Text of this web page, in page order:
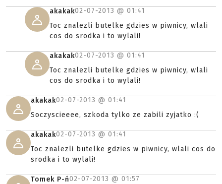
akakak02-07-2013 @ 01:41
Toc znalezli butelke gdzies w piwnicy, wlali
cos do srodka i to wylali!
akakak02-07-2013 @ 01:41
Toc znalezli butelke gdzies w piwnicy, wlali
cos do srodka i to wylali!
akakak02-07-2013 @ 01:41
Soczyscieeee, szkoda tylko ze zabili zyjatko :(
akakak02-07-2013 @ 01:41
Toc znalezli butelke gdzies w piwnicy, wlali cos do
srodka i to wylali!
Tomek P-ń02-07-2013 @ 01:57